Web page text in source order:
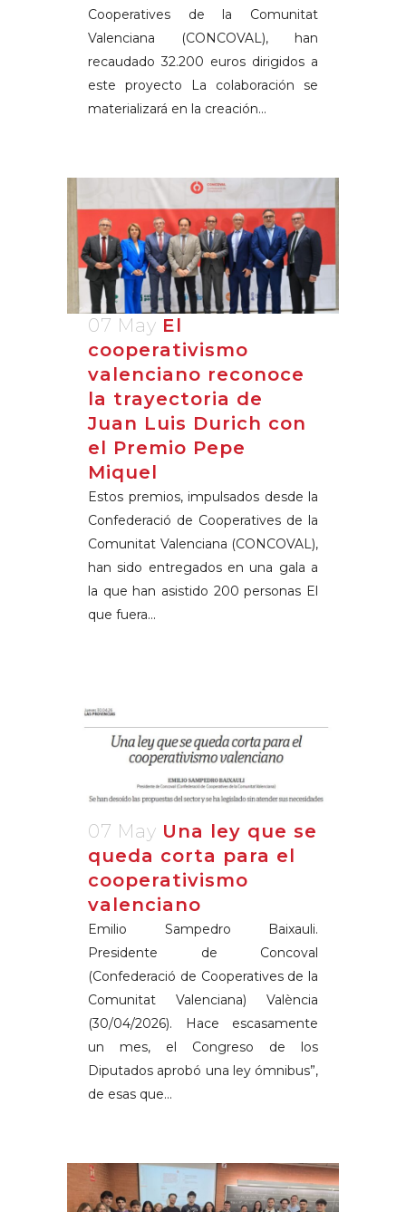
Cooperatives de la Comunitat
Valenciana (CONCOVAL), han
recaudado 32.200 euros dirigidos a
este proyecto La colaboración se
materializará en la creación...
07 May El
cooperativismo
valenciano reconoce
la trayectoria de
Juan Luis Durich con
el Premio Pepe
Miquel
Estos premios, impulsados desde la
Confederació de Cooperatives de la
Comunitat Valenciana (CONCOVAL),
han sido entregados en una gala a
la que han asistido 200 personas El
que fuera...
07 May Una ley que se
queda corta para el
cooperativismo
valenciano
Emilio Sampedro Baixauli.
Presidente de Concoval
(Confederació de Cooperatives de la
Comunitat Valenciana) València
(30/04/2026). Hace escasamente
un mes, el Congreso de los
Diputados aprobó una ley ómnibus”,
de esas que...